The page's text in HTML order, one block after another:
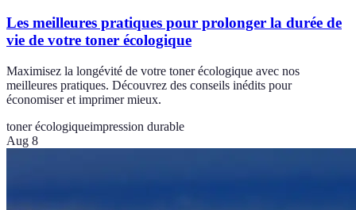
Les meilleures pratiques pour prolonger la durée de
vie de votre toner écologique
Maximisez la longévité de votre toner écologique avec nos
meilleures pratiques. Découvrez des conseils inédits pour
économiser et imprimer mieux.
toner écologiqueimpression durable
Aug 8